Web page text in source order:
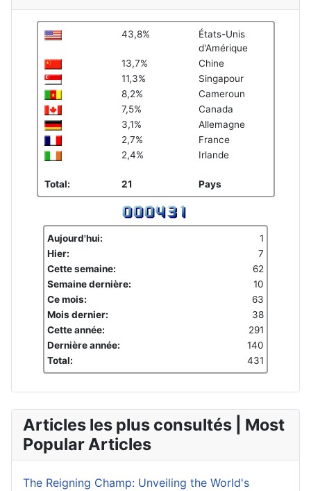
43,8%
États-Unis
d'Amérique
13,7%
Chine
11,3%
Singapour
8,2%
Cameroun
7,5%
Canada
3,1%
Allemagne
2,7%
France
2,4%
Irlande
Total: 21 Pays
Aujourd'hui:
1
Hier:
7
Cette semaine:
62
Semaine dernière:
10
Ce mois:
63
Mois dernier:
38
Cette année:
291
Dernière année:
140
Total:
431
Articles les plus consultés | Most
Popular Articles
The Reigning Champ: Unveiling the World's